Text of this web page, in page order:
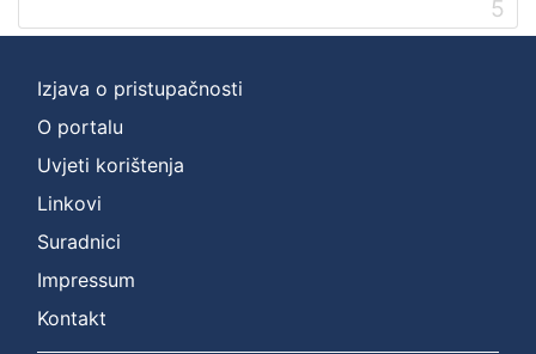
5
Izjava o pristupačnosti
O portalu
Uvjeti korištenja
Linkovi
Suradnici
Impressum
Kontakt